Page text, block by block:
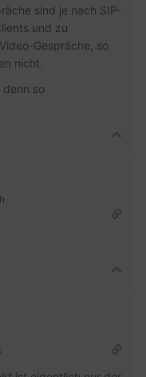
sind je nach SIP-
und zu
Gespräche, so
nicht.
denn so